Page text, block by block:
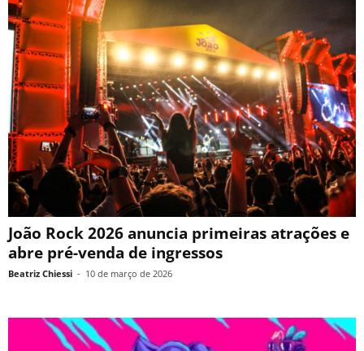
João Rock 2026 anuncia primeiras atrações e
abre pré-venda de ingressos
Beatriz Chiessi - 10 de março de 2026